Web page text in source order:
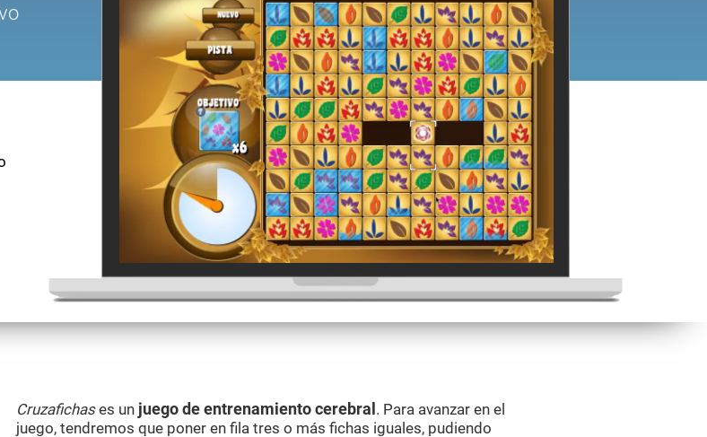
Cruzafichases un juego de entrenamiento cerebral . Para avanzar en el
juego, tendremos que poner en fila tres o más fichas iguales, pudiendo